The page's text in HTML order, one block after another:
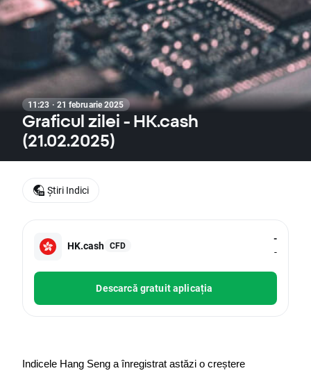
11:23 · 21 februarie 2025
Graficul zilei - HK.cash
(21.02.2025)
HK.cash CFD
-
-
Descarcă gratuit aplicația
Indicele Hang Seng a înregistrat astăzi o creștere
Știri Indici